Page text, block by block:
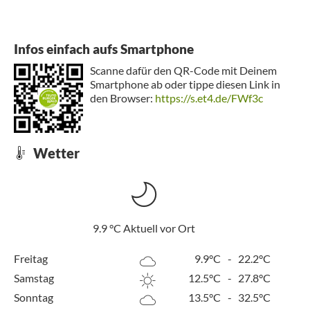
Infos einfach aufs Smartphone
Scanne dafür den QR-Code mit Deinem
Smartphone ab oder tippe diesen Link in
den Browser: https://s.et4.de/FWf3c
Wetter
9.9°C Aktuell vor Ort
Freitag 9.9°C - 22.2°C
Samstag
12.5°C - 27.8°C
Sonntag
13.5°C - 32.5°C